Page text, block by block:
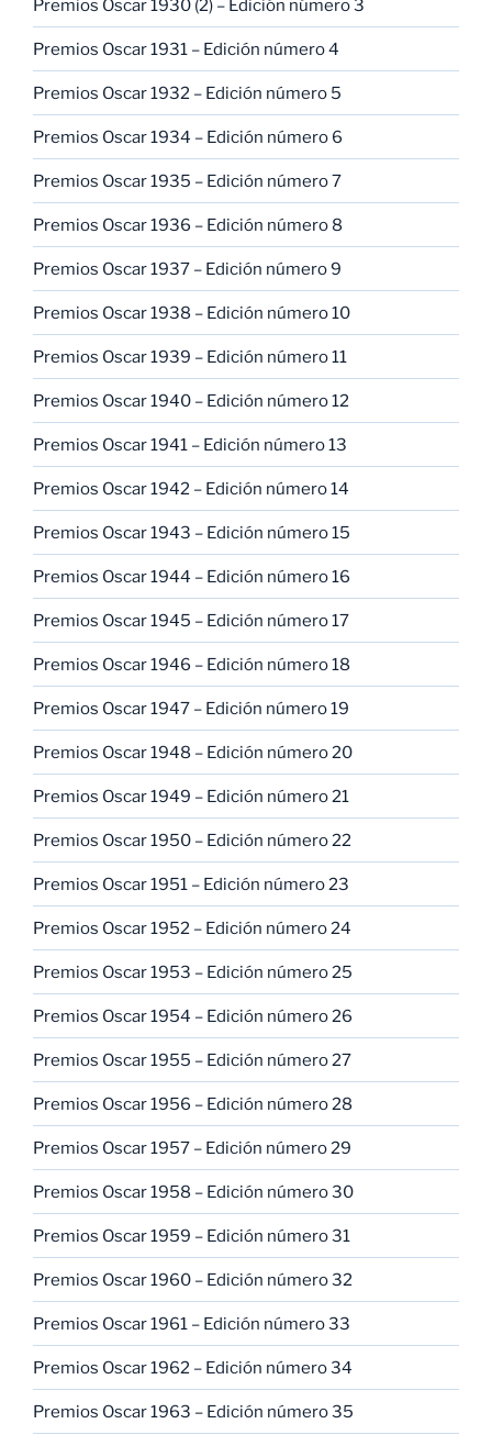
Premios Oscar 1930 (2) – Edición número 3
Premios Oscar 1931 – Edición número 4
Premios Oscar 1932 – Edición número 5
Premios Oscar 1934 – Edición número 6
Premios Oscar 1935 – Edición número 7
Premios Oscar 1936 – Edición número 8
Premios Oscar 1937 – Edición número 9
Premios Oscar 1938 – Edición número 10
Premios Oscar 1939 – Edición número 11
Premios Oscar 1940 – Edición número 12
Premios Oscar 1941 – Edición número 13
Premios Oscar 1942 – Edición número 14
Premios Oscar 1943 – Edición número 15
Premios Oscar 1944 – Edición número 16
Premios Oscar 1945 – Edición número 17
Premios Oscar 1946 – Edición número 18
Premios Oscar 1947 – Edición número 19
Premios Oscar 1948 – Edición número 20
Premios Oscar 1949 – Edición número 21
Premios Oscar 1950 – Edición número 22
Premios Oscar 1951 – Edición número 23
Premios Oscar 1952 – Edición número 24
Premios Oscar 1953 – Edición número 25
Premios Oscar 1954 – Edición número 26
Premios Oscar 1955 – Edición número 27
Premios Oscar 1956 – Edición número 28
Premios Oscar 1957 – Edición número 29
Premios Oscar 1958 – Edición número 30
Premios Oscar 1959 – Edición número 31
Premios Oscar 1960 – Edición número 32
Premios Oscar 1961 – Edición número 33
Premios Oscar 1962 – Edición número 34
Premios Oscar 1963 – Edición número 35